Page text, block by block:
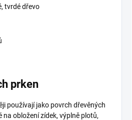
tvrdé dřevo
prken
používají jako povrch dřevěných
na obložení zídek, výplně plotů,